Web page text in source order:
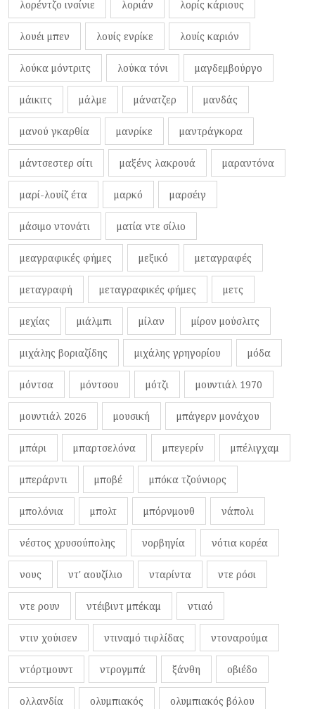
λορέντζο ινσίνιε λοριάν λορίς κάριους
λουέι μπεν λουίς ενρίκε λουίς καριόν
λούκα μόντριτς λούκα τόνι μαγδεμβούργο
μάικιτς μάλμε μάνατζερ μανδάς
μανού γκαρθία μανρίκε μαντράγκορα
μάντσεστερ σίτι μαξένς λακρουά μαραντόνα
μαρί-λουίζ έτα μαρκό μαρσέιγ
μάσιμο ντονάτι ματία ντε σίλιο
μεαγραφικές φήμες μεξικό μεταγραφές
μεταγραφή μεταγραφικές φήμες μετς
μεχίας μιάλμπι μίλαν μίρον μούσλιτς
μιχάλης βοριαζίδης μιχάλης γρηγορίου μόδα
μόντσα μόντσου μότζι μουντιάλ 1970
μουντιάλ 2026 μουσική μπάγερν μονάχου
μπάρι μπαρτσελόνα μπεγερίν μπέλιγχαμ
μπεράρντι μποβέ μπόκα τζούνιορς
μπολόνια μπολτ μπόρνμουθ νάπολι
νέστος χρυσούπολης νορβηγία νότια κορέα
νους ντ' αουζίλιο νταρίντα ντε ρόσι
ντε ρουν ντέιβιντ μπέκαμ ντιαό
ντιν χούισεν ντιναμό τιφλίδας ντοναρούμα
ντόρτμουντ ντρογμπά ξάνθη οβιέδο
ολλανδία ολυμπιακός ολυμπιακός βόλου